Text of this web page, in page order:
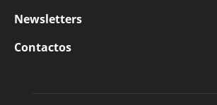
Newsletters
Contactos